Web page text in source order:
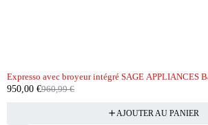
Expresso avec broyeur intégré SAGE APPLIANCES
960,99€
950,00 €
AJOUTER AU PANIER